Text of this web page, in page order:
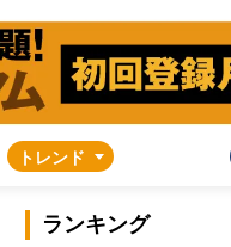
トレンド
ランキング